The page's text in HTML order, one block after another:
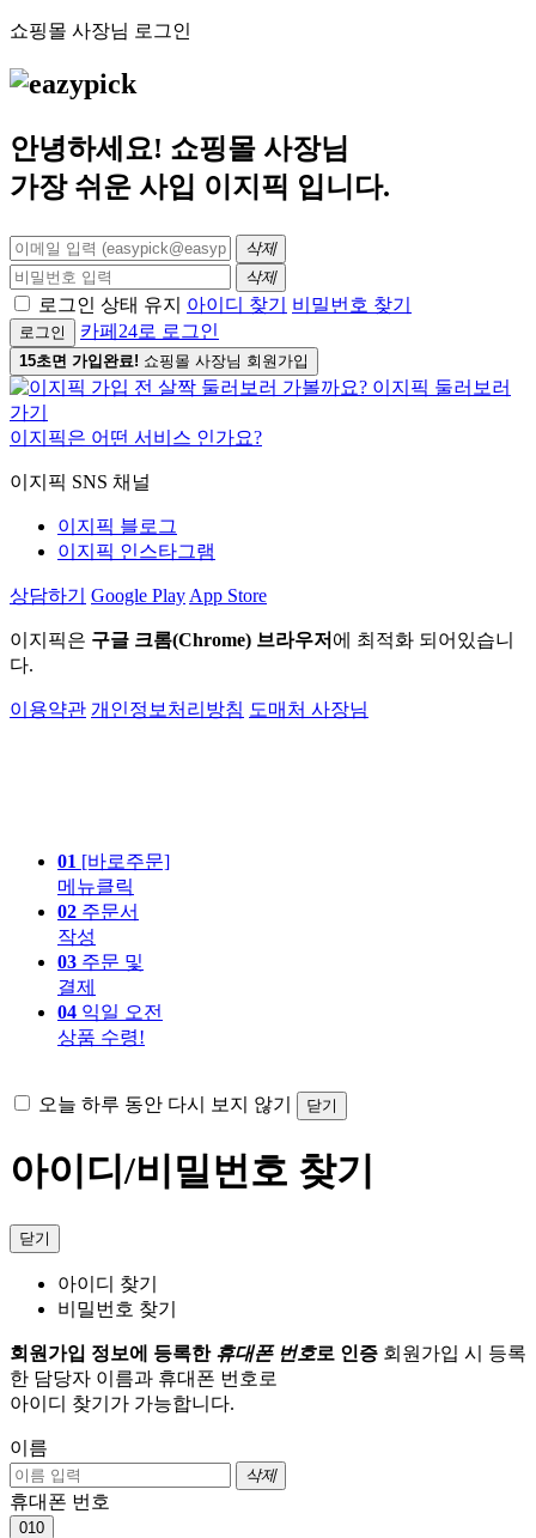
쇼핑몰 사장님 로그인
안녕하세요! 쇼핑몰 사장님
가장 쉬운 사입 이지픽 입니다.
삭제
삭제
로그인 상태 유지 아이디 찾기 비밀번호 찾기
로그인 카페24로 로그인
15초면 가입완료! 쇼핑몰 사장님 회원가입
이지픽은 어떤 서비스 인가요?
이지픽 SNS 채널
이지픽 블로그
이지픽 인스타그램
상담하기 Google Play App Store
이지픽은 구글 크롬(Chrome) 브라우저 에 최적화 되어있습니
다.
이용약관 개인정보처리방침 도매처 사장님
01 [바로주문]
메뉴클릭
02 주문서
작성
03 주문 및
결제
04 익일 오전
상품 수령!
오늘 하루 동안 다시 보지 않기 닫기
아이디/비밀번호 찾기
닫기
아이디 찾기
비밀번호 찾기
회원가입 정보에 등록한 휴대폰 번호로 인증 회원가입 시 등록
한 담당자 이름과 휴대폰 번호로
아이디 찾기가 가능합니다.
이름
삭제
휴대폰 번호
010